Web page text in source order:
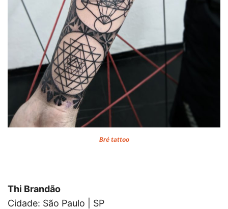
Bré tattoo
Thi Brandão
Cidade: São Paulo | SP